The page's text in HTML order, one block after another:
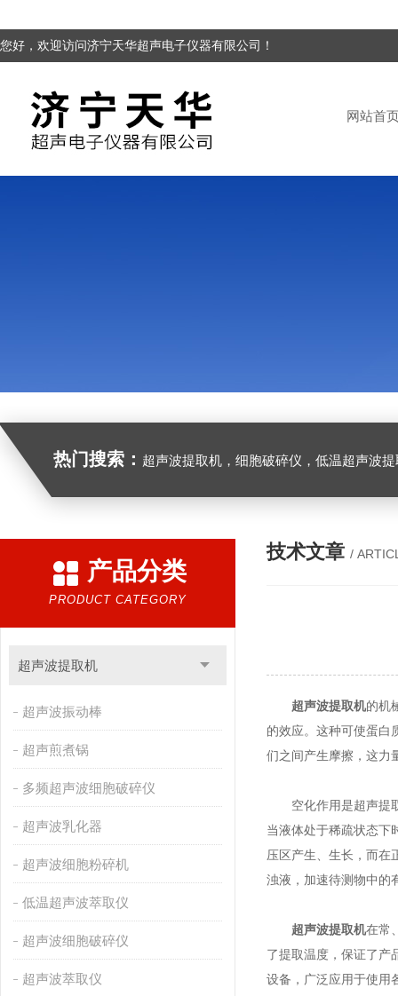
您好，欢迎访问济宁天华超声电子仪器有限公司！
网站首
热门搜索： 超声波提取机，细胞破碎仪，低温超声波
产品分类
PRODUCT CATEGORY
超声波提取机
超声波振动棒
超声煎煮锅
多频超声波细胞破碎仪
超声波乳化器
超声波细胞粉碎机
低温超声波萃取仪
超声波细胞破碎仪
超声波萃取仪
技术文章 /
超声波提取机的机
的效应。这种可使蛋白
们之间产生摩擦，这力
空化作用是超声提取
当液体处于稀疏状态下
压区产生、生长，而在
浊液，加速待测物中的
超声波提取机在常
了提取温度，保证了产
设备，广泛应用于使用